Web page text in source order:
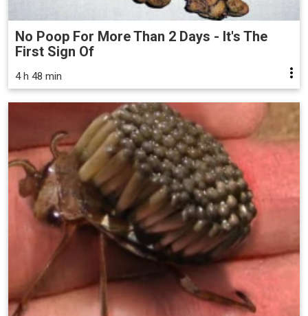
No Poop For More Than 2 Days - It's The
First Sign Of
4 h 48 min